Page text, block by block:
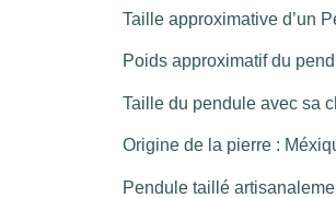
Taille approximative d’un
Poids approximatif du
Taille du pendule avec sa
Origine de la pierre :
Pendule taillé